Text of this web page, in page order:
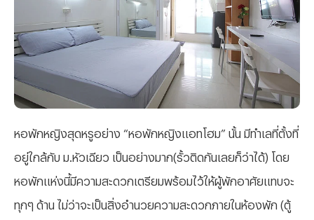
หอพักหญิงสุดหรูอย่าง “หอพักหญิงแอทโฮม” นั้น มีทำเลที่ตั้งที่
อยู่ใกล้กับ ม.หัวเฉียว เป็นอย่างมาก(รั้วติดกันเลยก็ว่าได้) โดย
หอพักแห่งนี้มีความสะดวกเตรียมพร้อมไว้ให้ผู้พักอาศัยแทบจะ
ทุกๆ ด้าน ไม่ว่าจะเป็นสิ่งอำนวยความสะดวกภายในห้องพัก (ตู้